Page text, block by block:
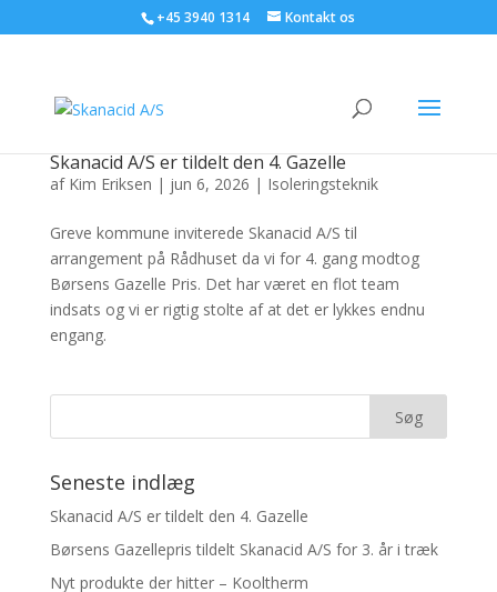
+45 3940 1314 Kontakt os
Skanacid A/S er tildelt den 4. Gazelle
af Kim Eriksen | jun 6, 2026 | Isoleringsteknik
Greve kommune inviterede Skanacid A/S til
arrangement på Rådhuset da vi for 4. gang modtog
Børsens Gazelle Pris. Det har været en flot team
indsats og vi er rigtig stolte af at det er lykkes endnu
engang.
Seneste indlæg
Skanacid A/S er tildelt den 4. Gazelle
Børsens Gazellepris tildelt Skanacid A/S for 3. år i træk
Nyt produkte der hitter – Kooltherm